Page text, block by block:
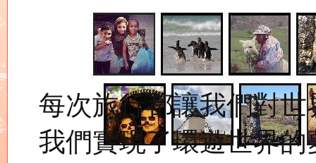
每次旅行都讓我們對
我們實現了環遊世界